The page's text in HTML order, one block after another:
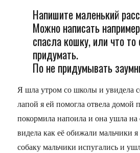
Напишите маленький
Можно написать
спасла кошку, или что то
придумать.
По не придумывать
Я шла утром со школы и увидела
лапой я ей помогла отвела домой
покормила напоила и она ушла
видела как её обижали мальчики я
собаку мальчики испугались и